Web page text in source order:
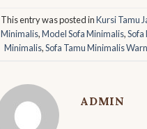
This entry was posted inKursi Tamu
Minimalis,Model Sofa Minimalis,Sofa
Minimalis,Sofa Tamu Minimalis
ADMIN